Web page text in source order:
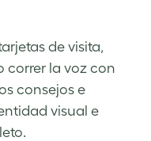
de visita,
correr la voz con
consejos e
visual e